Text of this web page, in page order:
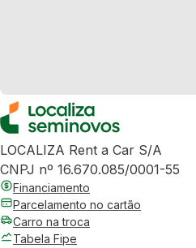
LOCALIZA Rent a Car S/A
CNPJ nº 16.670.085/0001-55
Financiamento
Parcelamento no cartão
Carro na troca
Tabela Fipe